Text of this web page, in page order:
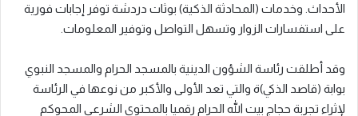
الأحداث. وخدمات (المحادثة الذكية) بوثات دردشة توفر إجابات فورية
على استفسارات الزوار وتسهل التواصل وتوفير المعلومات.
وقد أطلقت رئاسة الشؤون الدينية بالمسجد الحرام والمسجد النبوي
بوابة (قاصد الذكي)ة والتي تعد الأولى والأكبر من نوعها في الرئاسة
لإثراء تجربة حجاج بيت الله الحرام رقميا بالمحتوى الشرعي المحوكم